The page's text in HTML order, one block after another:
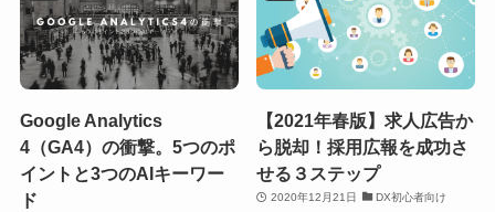
Google Analytics
4（GA4）の衝撃。5つのポ
イントと3つのAIキーワー
ド
【2021年春版】求人広告か
ら脱却！採用広報を成功さ
せる３ステップ
2020年12月21日 DX初心者向け